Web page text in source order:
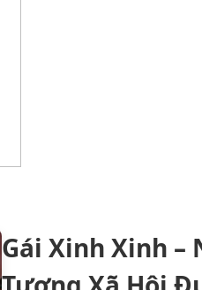
Gái Xinh Xinh –